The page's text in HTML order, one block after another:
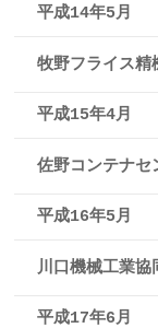
平成14年5月
牧野フライス精
平成15年4月
佐野コンテナセ
平成16年5月
川口機械工業協
平成17年6月